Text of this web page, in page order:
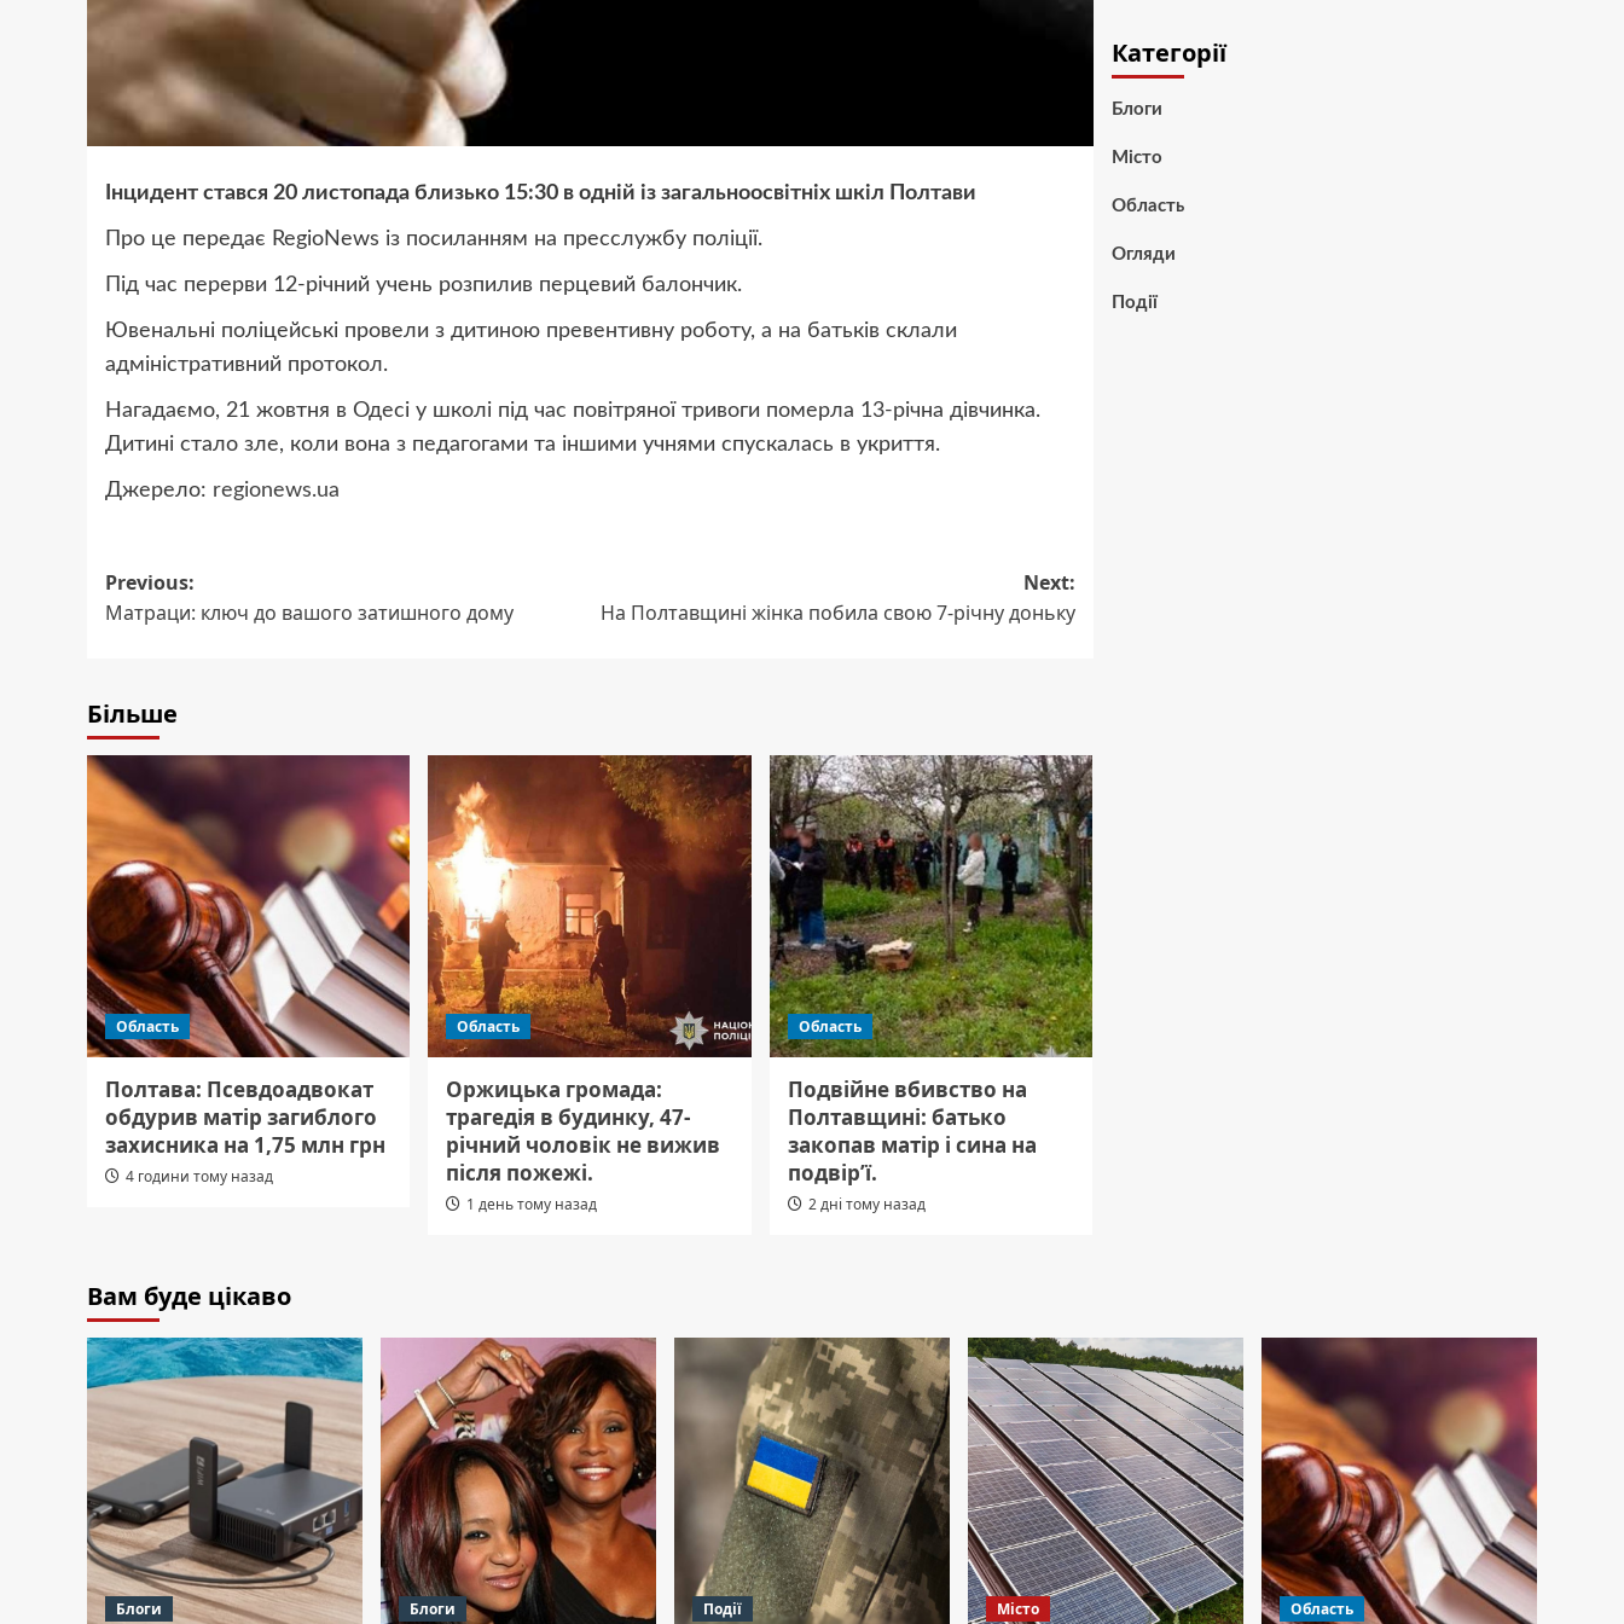
Інцидент стався 20 листопада близько 15:30 в одній із загальноосвітніх шкіл Полтави
Про це передає RegioNews із посиланням на пресслужбу поліції.
Під час перерви 12-річний учень розпилив перцевий балончик.
Ювенальні поліцейські провели з дитиною превентивну роботу, а на батьків склали
адміністративний протокол.
Нагадаємо, 21 жовтня в Одесі у школі під час повітряної тривоги померла 13-річна дівчинка.
Дитині стало зле, коли вона з педагогами та іншими учнями спускалась в укриття.
Джерело: regionews.ua
Post
navigation
Previous:
Матраци: ключ до вашого затишного дому
Next:
На Полтавщині жінка побила свою 7-річну доньку
Більше
Область
Полтава: Псевдоадвокат
обдурив матір загиблого
захисника на 1,75 млн грн
4 години тому назад
Область
Оржицька громада:
трагедія в будинку, 47-
річний чоловік не вижив
після пожежі.
1 день тому назад
Область
Подвійне вбивство на
Полтавщині: батько
закопав матір і сина на
подвір’ї.
2 дні тому назад
Категорії
Блоги
Місто
Область
Огляди
Події
Вам буде цікаво
Блоги Блоги Події Місто Область